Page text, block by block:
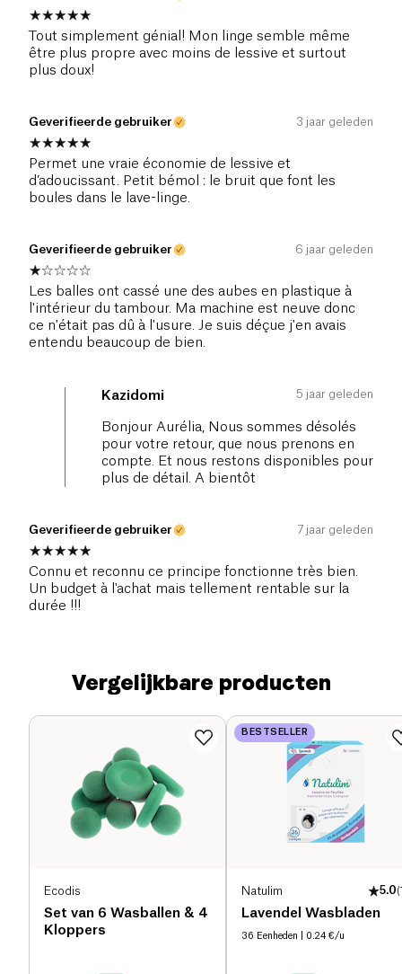
Tout simplement génial! Mon linge semble même
être plus propre avec moins de lessive et surtout
plus doux!
Geverifieerde gebruiker 3 jaar geleden
Permet une vraie économie de lessive et
d’adoucissant. Petit bémol : le bruit que font les
boules dans le lave-linge.
Geverifieerde gebruiker 6 jaar geleden
Les balles ont cassé une des aubes en plastique à
l'intérieur du tambour. Ma machine est neuve donc
ce n'était pas dû à l'usure. Je suis déçue j'en avais
entendu beaucoup de bien.
Kazidomi 5 jaar geleden
Bonjour Aurélia, Nous sommes désolés
pour votre retour, que nous prenons en
compte. Et nous restons disponibles pour
plus de détail. A bientôt
Geverifieerde gebruiker 7 jaar geleden
Connu et reconnu ce principe fonctionne très bien.
Un budget à l'achat mais tellement rentable sur la
durée !!!
Vergelijkbare producten
Ecodis
Set van 6 Wasballen & 4
Kloppers
BESTSELLER
Natulim 5.0(
Lavendel Wasbladen
36 Eenheden | 0.24 €/u